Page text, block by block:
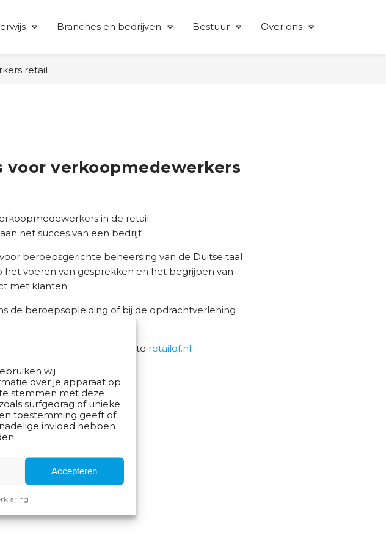
wij
over je apparaat op
stemmen met deze
surfgedrag of unieke
toestemming geeft of
invloed hebben
Accepteren
Branches en bedrijven Bestuur Over ons
retail
verkoopmedewerkers
in de retail.
het succes van een bedrijf.
beroepsgerichte beheersing van de Duitse taal
voeren van gesprekken en het begrijpen van
met klanten.
de beroepsopleiding of bij de opdrachtverlening
op de website retailqf.nl.